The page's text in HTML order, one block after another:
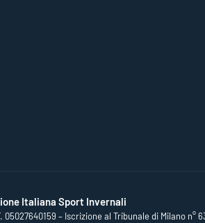
Italiana Sport Invernali
05027640159 – Iscrizione al Tribunale di Milano n°